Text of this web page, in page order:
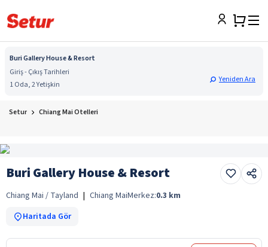
Buri Gallery House & Resort
Giriş - Çıkış Tarihleri
1 Oda, 2 Yetişkin
Yeniden Ara
Setur Chiang Mai Otelleri
Buri Gallery House & Resort
Chiang Mai / Tayland | Chiang MaiMerkez:0.3 km
Haritada Gör